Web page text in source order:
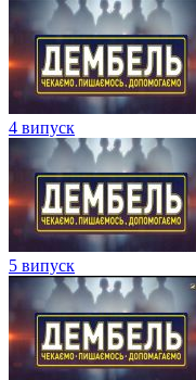
4 випуск
5 випуск